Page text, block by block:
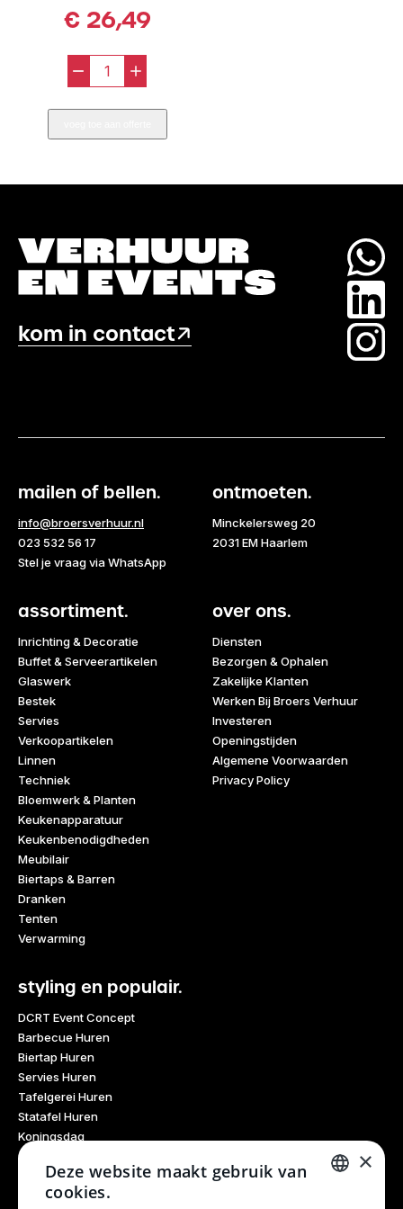
€26,49
-
Citruspers
aantal
+
kom in contact
mailen of bellen.
info@broersverhuur.nl
023 532 56 17
Stel je vraag via WhatsApp
ontmoeten.
Minckelersweg 20
2031 EM Haarlem
assortiment.
Inrichting & Decoratie
Buffet & Serveerartikelen
Glaswerk
Bestek
Servies
Verkoopartikelen
Linnen
Techniek
Bloemwerk & Planten
Keukenapparatuur
Keukenbenodigdheden
Meubilair
Biertaps & Barren
Dranken
Tenten
Verwarming
over ons.
Diensten
Bezorgen & Ophalen
Zakelijke Klanten
Werken Bij Broers Verhuur
Investeren
Openingstijden
Algemene Voorwaarden
Privacy Policy
styling en populair.
DCRT Event Concept
Barbecue Huren
Biertap Huren
Servies Huren
Tafelgerei Huren
Statafel Huren
Koningsdag
Glaswerk Huren
Feestdagen
Haarlem Culinair
×
Deze website maakt gebruik van
cookies.